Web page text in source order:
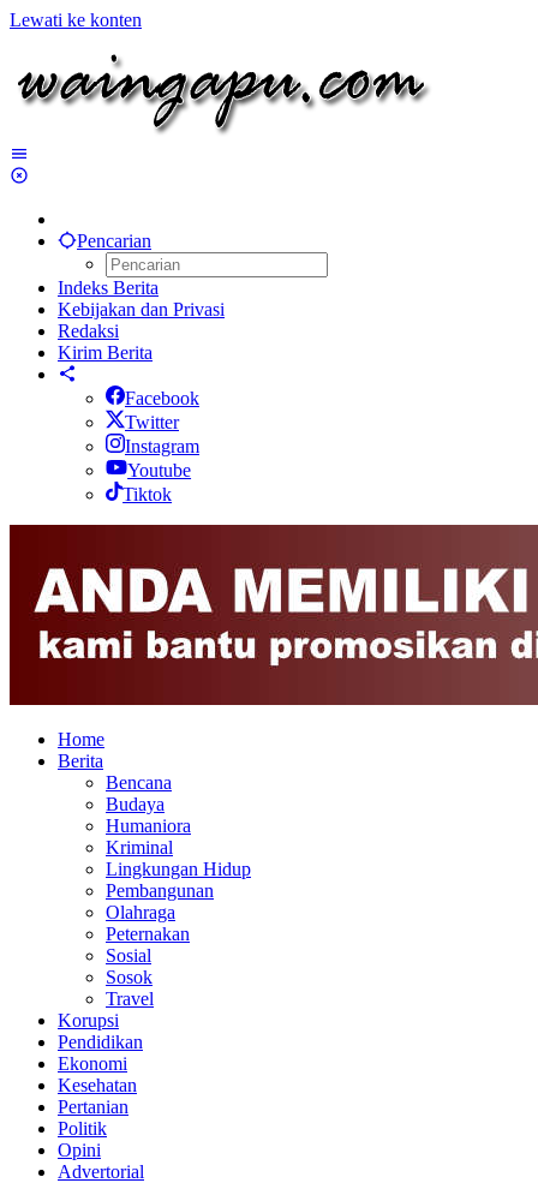
Lewati ke konten
Pencarian
Indeks Berita
Kebijakan dan Privasi
Redaksi
Kirim Berita
Facebook
Twitter
Instagram
Youtube
Tiktok
Home
Berita
Bencana
Budaya
Humaniora
Kriminal
Lingkungan Hidup
Pembangunan
Olahraga
Peternakan
Sosial
Sosok
Travel
Korupsi
Pendidikan
Ekonomi
Kesehatan
Pertanian
Politik
Opini
Advertorial